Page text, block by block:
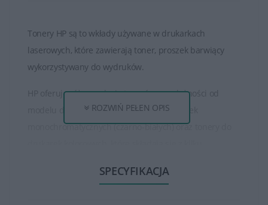
Tonery HP są to wkłady używane w drukarkach
laserowych, które zawierają toner, proszek barwiący
wykorzystywany do wydruków.
HP oferuje różne rodzaje tonerów, w zależności od
modelu drukarki. Istnieją tonery do drukarek
monochromatycznych (czarno-białych) oraz tonery do
Tonery HP są dostępne w różnych pojemnościach, od
ROZWIŃ PEŁEN OPIS
SPECYFIKACJA